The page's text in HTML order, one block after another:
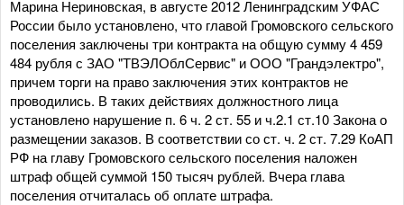
Марина Нериновская, в августе 2012 Ленинградским УФАС
России было установлено, что главой Громовского сельского
поселения заключены три контракта на общую сумму 4 459
484 рубля с ЗАО "ТВЭЛОблСервис" и ООО "Грандэлектро",
причем торги на право заключения этих контрактов не
проводились. В таких действиях должностного лица
установлено нарушение п. 6 ч. 2 ст. 55 и ч.2.1 ст.10 Закона о
размещении заказов. В соответствии со ст. ч. 2 ст. 7.29 КоАП
РФ на главу Громовского сельского поселения наложен
штраф общей суммой 150 тысяч рублей. Вчера глава
поселения отчиталась об оплате штрафа.